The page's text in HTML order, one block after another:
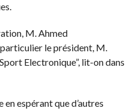
M. Ahmed
particulier le président, M.
Electronique”, lit-on dans
espérant que d’autres